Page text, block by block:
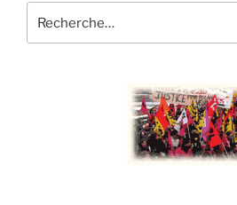
pour